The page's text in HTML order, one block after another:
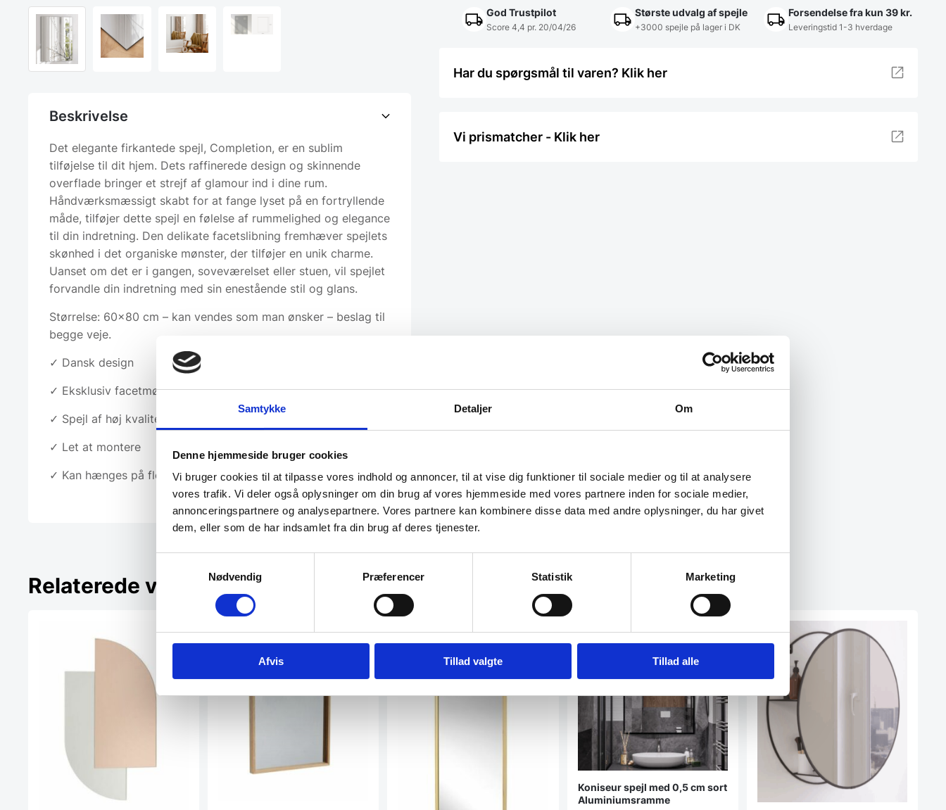
Samtykke Detaljer Om
Denne hjemmeside bruger cookies
Vi bruger cookies til at tilpasse vores indhold og annoncer, til at vise dig funktioner til sociale medier og til at analysere
vores trafik. Vi deler også oplysninger om din brug af vores hjemmeside med vores partnere inden for sociale medier,
annonceringspartnere og analysepartnere. Vores partnere kan kombinere disse data med andre oplysninger, du har givet
dem, eller som de har indsamlet fra din brug af deres tjenester.
Nødvendig
Præferencer Statistik Marketing
Afvis Tillad valgte Tillad alle
Beskrivelse
Det elegante firkantede spejl, Completion, er en sublim
tilføjelse til dit hjem. Dets raffinerede design og skinnende
overflade bringer et strejf af glamour ind i dine rum.
Håndværksmæssigt skabt for at fange lyset på en fortryllende
måde, tilføjer dette spejl en følelse af rummelighed og elegance
til din indretning. Den delikate facetslibning fremhæver spejlets
skønhed i det organiske mønster, der tilføjer en unik charme.
Uanset om det er i gangen, soveværelset eller stuen, vil spejlet
forvandle din indretning med sin enestående stil og glans.
Størrelse: 60×80 cm – kan vendes som man ønsker – beslag til
begge veje.
✓ Dansk design
✓ Eksklusiv facetmønster
✓ Spejl af høj kvalitet
✓ Let at montere
✓ Kan hænges på flere led
God Trustpilot
Score 4,4 pr. 20/04/26
Største udvalg af spejle
+3000 spejle på lager i DK
Forsendelse fra kun 39 kr.
Leveringstid 1-3 hverdage
Har du spørgsmål til varen? Klik her
Vi prismatcher - Klik her
Relaterede varer
Koniseur spejl med 0,5 cm sort
Aluminiumsramme